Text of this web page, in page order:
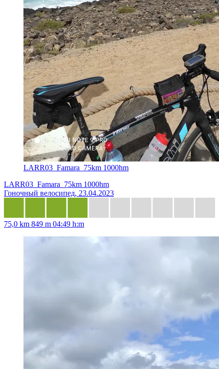
LARR03_Famara_75km 1000hm
LARR03_Famara_75km 1000hm
Гоночный велосипед, 23.04.2023
75,0 km 849 m 04:49 h:m